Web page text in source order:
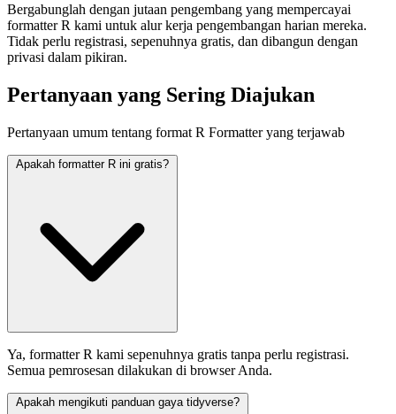
Bergabunglah dengan jutaan pengembang yang mempercayai
formatter R kami untuk alur kerja pengembangan harian mereka.
Tidak perlu registrasi, sepenuhnya gratis, dan dibangun dengan
privasi dalam pikiran.
Pertanyaan yang Sering Diajukan
Pertanyaan umum tentang format R Formatter yang terjawab
Apakah formatter R ini gratis?
Ya, formatter R kami sepenuhnya gratis tanpa perlu registrasi.
Semua pemrosesan dilakukan di browser Anda.
Apakah mengikuti panduan gaya tidyverse?